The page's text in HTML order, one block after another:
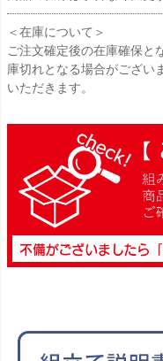
＜在庫について＞
ご注文確定後の在庫確保と
庫切れとなる場合がござい
いただきます。